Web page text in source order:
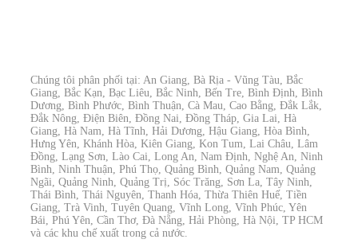
Chúng tôi phân phối tại: An Giang, Bà Rịa - Vũng Tàu, Bắc
Giang, Bắc Kạn, Bạc Liêu, Bắc Ninh, Bến Tre, Bình Định, Bình
Dương, Bình Phước, Bình Thuận, Cà Mau, Cao Bằng, Đắk Lắk,
Đắk Nông, Điện Biên, Đồng Nai, Đồng Tháp, Gia Lai, Hà
Giang, Hà Nam, Hà Tĩnh, Hải Dương, Hậu Giang, Hòa Bình,
Hưng Yên, Khánh Hòa, Kiên Giang, Kon Tum, Lai Châu, Lâm
Đồng, Lạng Sơn, Lào Cai, Long An, Nam Định, Nghệ An, Ninh
Bình, Ninh Thuận, Phú Thọ, Quảng Bình, Quảng Nam, Quảng
Ngãi, Quảng Ninh, Quảng Trị, Sóc Trăng, Sơn La, Tây Ninh,
Thái Bình, Thái Nguyên, Thanh Hóa, Thừa Thiên Huế, Tiền
Giang, Trà Vinh, Tuyên Quang, Vĩnh Long, Vĩnh Phúc, Yên
Bái, Phú Yên, Cần Thơ, Đà Nẵng, Hải Phòng, Hà Nội, TP HCM
và các khu chế xuất trong cả nước.